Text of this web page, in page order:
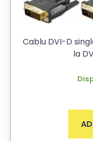
Cablu DVI-D
la